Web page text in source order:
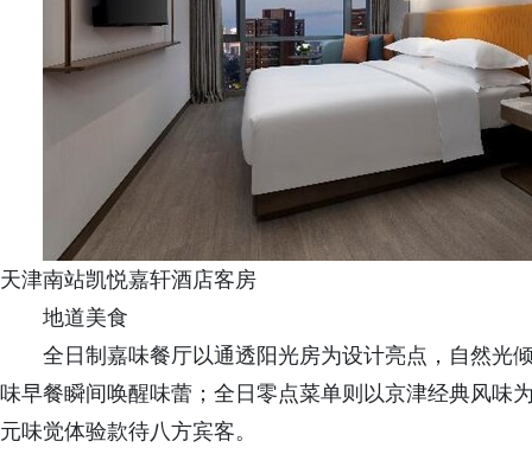
天津南站凯悦嘉轩酒店客房
地道美食
全日制嘉味餐厅以通透阳光房为设计亮点，自然光
味早餐瞬间唤醒味蕾；全日零点菜单则以京津经典风味
元味觉体验款待八方宾客。